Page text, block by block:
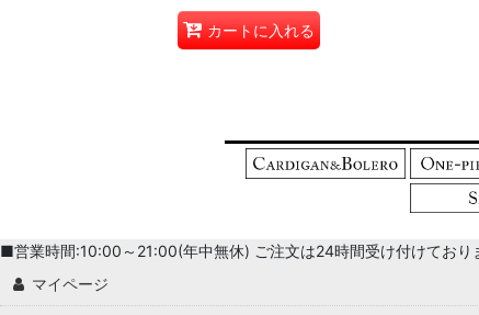
カートに入れる
■営業時間:10:00～21:00(年中無休) ご注文は24時間受け付けて
マイページ